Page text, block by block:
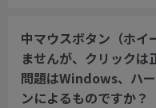
中マウスボタン（ホ
ませんが、クリック
問題はWindows、ハ
ンによるものですか？